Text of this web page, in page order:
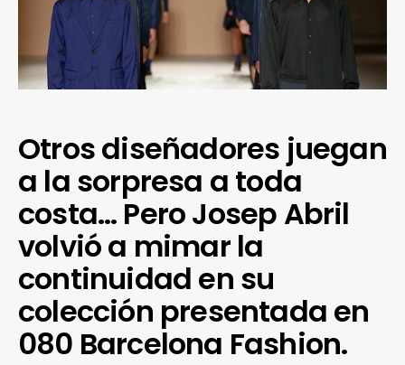
Otros diseñadores juegan
a la sorpresa a toda
costa… Pero Josep Abril
volvió a mimar la
continuidad en su
colección presentada en
080 Barcelona Fashion.